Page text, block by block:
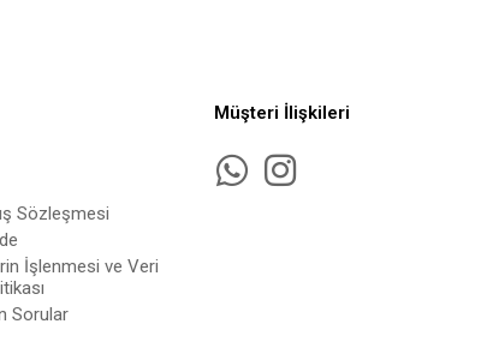
Sözleşmesi
İşlenmesi ve Veri
Sorular
Müşteri İlişkileri